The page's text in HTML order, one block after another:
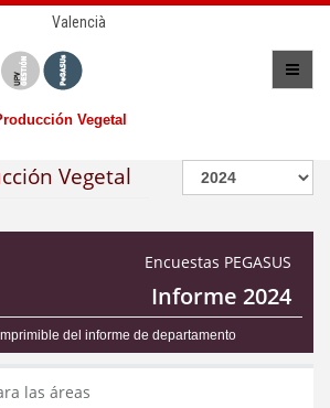
Valencià
Vegetal
Vegetal
Encuestas PEGASUS
Informe 2024
del informe de departamento
las áreas